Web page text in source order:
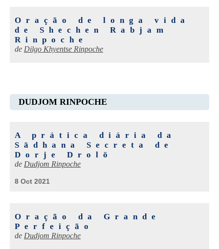
Oração de longa vida
de Shechen Rabjam
Rinpoche
de Dilgo Khyentse Rinpoche
DUDJOM RINPOCHE
A prática diária da
Sādhana Secreta de
Dorje Drolö
de Dudjom Rinpoche
8 Oct 2021
Oração da Grande
Perfeição
de Dudjom Rinpoche